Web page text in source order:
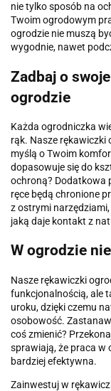
nie tylko sposób na
Twoim ogrodowym
ogrodzie nie muszą
wygodnie, nawet
Zadbaj o
ogrodzie
Każda ogrodniczka
rąk. Nasze rękawiczki
myślą o Twoim
dopasowuje się do
ochroną? Dodatkowa
ręce będą chronione
z ostrymi
jaką daje kontakt z
W ogrodzie
Nasze rękawiczki
funkcjonalnością, ale
uroku, dzięki czemu
osobowość.
coś zmienić?
sprawiają, że praca w
bardziej efektywna.
Zainwestuj w